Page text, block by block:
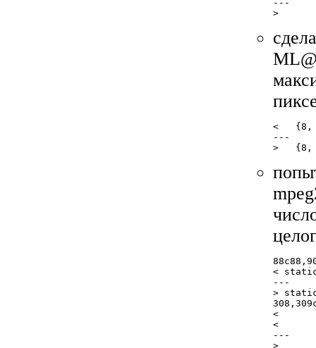
---
<   {8,
---
<
---
>
<
<
---
>